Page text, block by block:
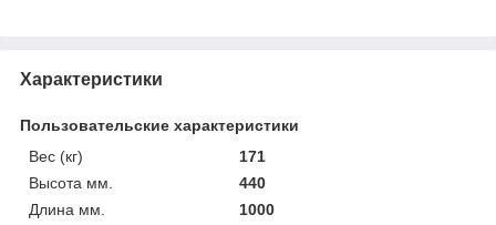
Характеристики
Пользовательские характеристики
Вес (кг)
171
Высота мм.
440
Длина мм.
1000